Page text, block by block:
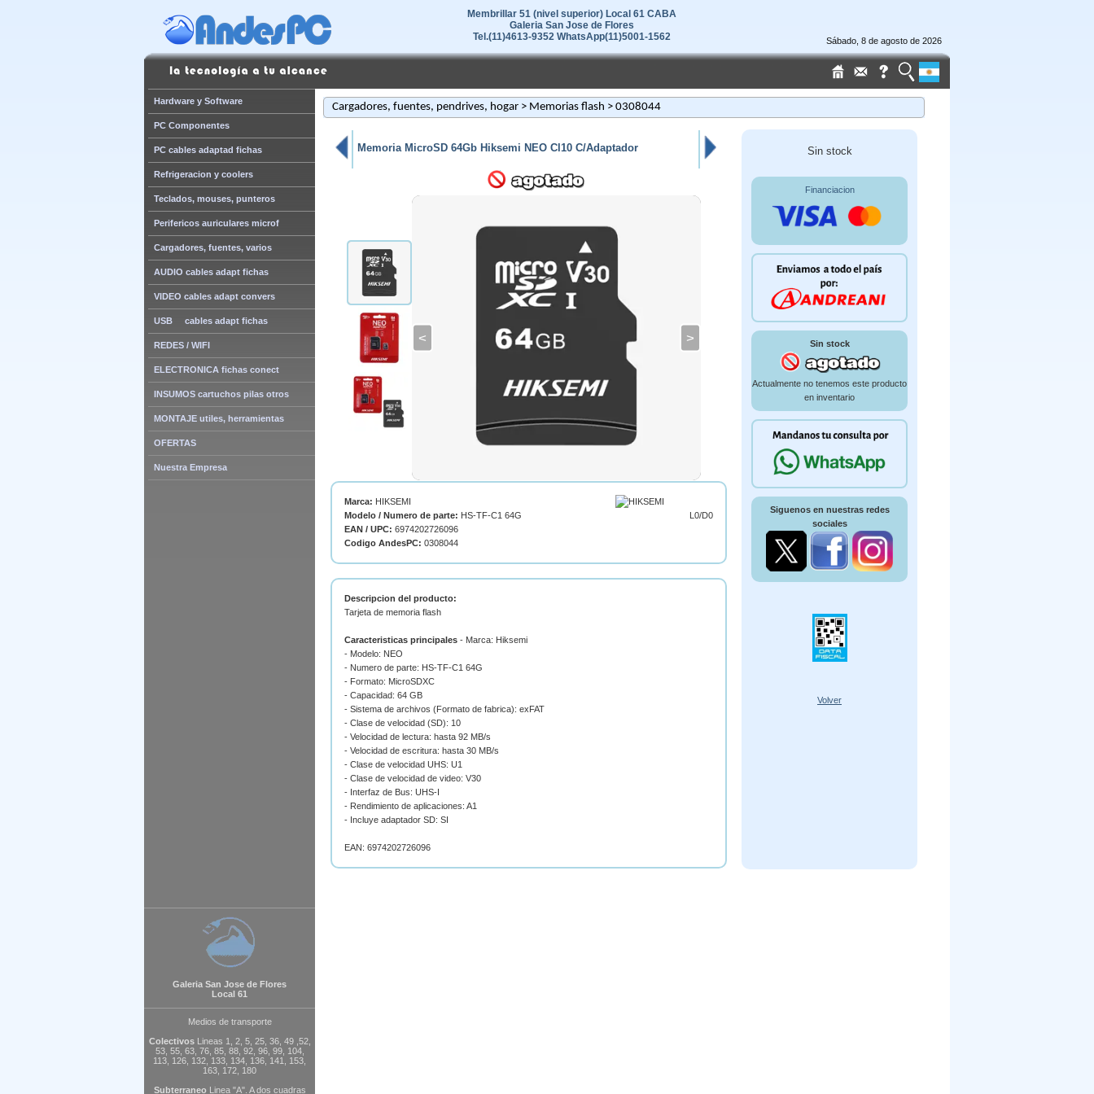
Sábado, 8 de agosto de 2026
Membrillar 51 (nivel superior) Local 61 CABA
Galeria San Jose de Flores
Tel.(11)4613-9352 WhatsApp(11)5001-1562
Hardware y Software
PC Componentes
PC cables adaptad fichas
Refrigeracion y coolers
Teclados, mouses, punteros
Perifericos auriculares microf
Cargadores, fuentes, varios
AUDIO cables adapt fichas
VIDEO cables adapt convers
USB cables adapt fichas
REDES / WIFI
ELECTRONICA fichas conect
INSUMOS cartuchos pilas otros
MONTAJE utiles, herramientas
OFERTAS
Nuestra Empresa
Galeria San Jose de Flores
Local 61
Medios de transporte
ColectivosLineas 1, 2, 5, 25, 36, 49 ,52,
53, 55, 63, 76, 85, 88, 92, 96, 99, 104,
113, 126, 132, 133, 134, 136, 141, 153,
163, 172, 180
Subterraneo Linea "A". A dos cuadras
Cargadores, fuentes, pendrives, hogar > Memorias flash > 0308044
Memoria MicroSD 64Gb Hiksemi NEO Cl10 C/Adaptador
< >
L0/D0
Marca: HIKSEMI
Modelo / Numero de parte: HS-TF-C1 64G
EAN / UPC: 6974202726096
Codigo AndesPC: 0308044
Descripcion del producto:
Tarjeta de memoria flash
Caracteristicas principales - Marca: Hiksemi
- Modelo: NEO
- Numero de parte: HS-TF-C1 64G
- Formato: MicroSDXC
- Capacidad: 64 GB
- Sistema de archivos (Formato de fabrica): exFAT
- Clase de velocidad (SD): 10
- Velocidad de lectura: hasta 92 MB/s
- Velocidad de escritura: hasta 30 MB/s
- Clase de velocidad UHS: U1
- Clase de velocidad de video: V30
- Interfaz de Bus: UHS-I
- Rendimiento de aplicaciones: A1
- Incluye adaptador SD: SI
EAN: 6974202726096
Sin stock
Financiacion
Sin stock
Actualmente no tenemos este producto
en inventario
Siguenos en nuestras redes
sociales
Volver